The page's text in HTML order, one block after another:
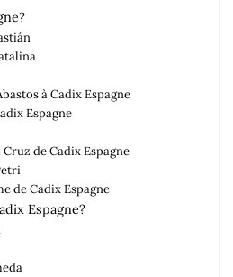
à Cadix Espagne
Espagne
de Cadix Espagne
de Cadix Espagne
Espagne?